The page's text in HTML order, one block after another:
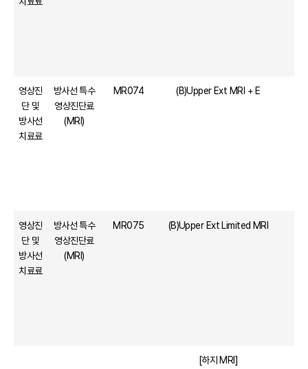
영상진
단 및
방사선
치료료
방사선 특수
영상진단료
(MRI)
MR074 (B)Upper Ext MRI + E
영상진
단 및
방사선
치료료
방사선 특수
영상진단료
(MRI)
MR075 (B)Upper Ext Limited MRI
[하지 MRI]